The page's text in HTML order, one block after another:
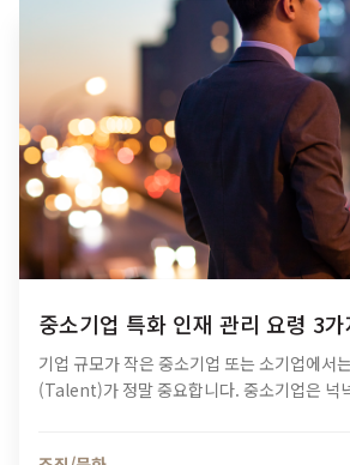
중소기업 특화 인재 관리 요령 3가
기업 규모가 작은 중소기업 또는 소기업에서
(Talent)가 정말 중요합니다. 중소기업은 넉